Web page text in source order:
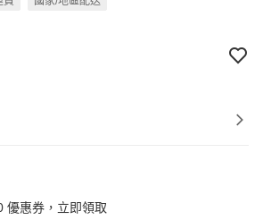
優惠券，立即領取